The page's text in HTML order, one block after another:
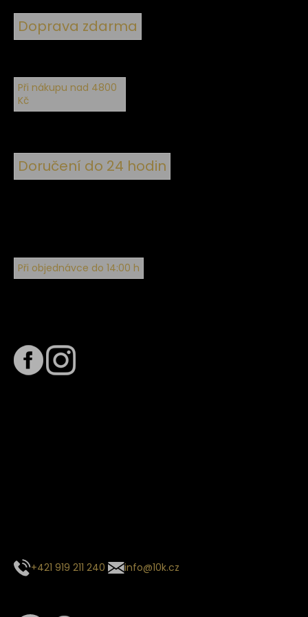
Doprava zdarma
Při nákupu nad 4800
Kč
Doručení do 24 hodin
Při objednávce do 14:00 h
+421 919 211 240 info@10k.cz